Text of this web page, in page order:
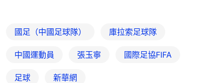
國足（中國足球隊） 庫拉索足球隊
中國運動員 張玉寧 國際足協FIFA
足球 新華網